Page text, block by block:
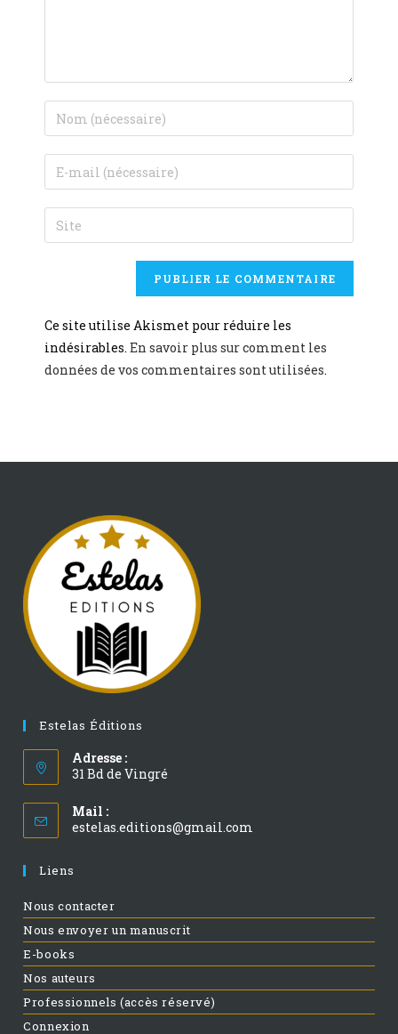
Ce site utilise Akismet pour réduire les
indésirables. En savoir plus sur comment les
données de vos commentaires sont utilisées.
Estelas Éditions
Adresse :
31 Bd de Vingré
Mail :
estelas.editions@gmail.com
Liens
Nous contacter
Nous envoyer un manuscrit
E-books
Nos auteurs
Professionnels (accès réservé)
Connexion